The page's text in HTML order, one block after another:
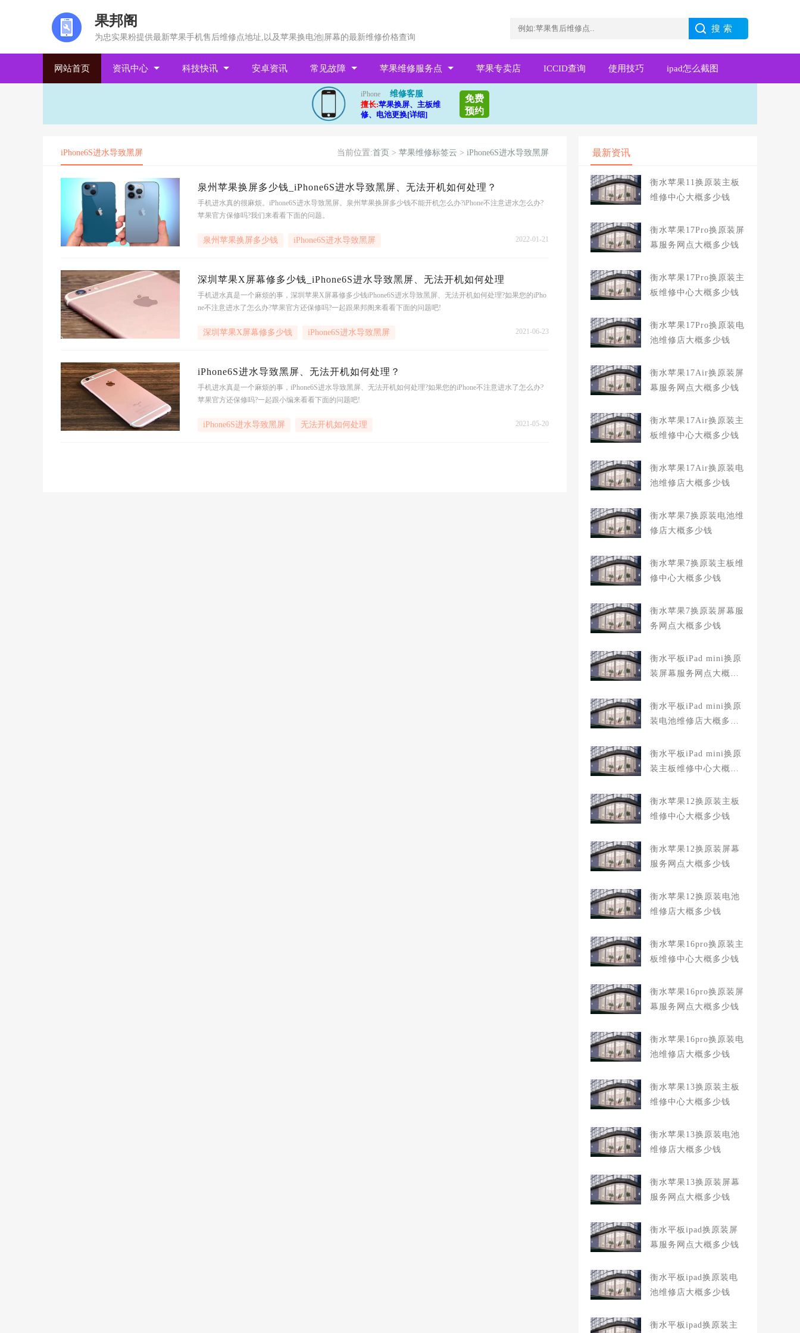
果邦阁
为忠实果粉提供最新苹果手机售后维修点地址,以及苹果换电池|屏幕的最新维修价格查询
网站首页 资讯中心 科技快讯 安卓资讯 常见故障 苹果维修服务点 苹果专卖店 ICCID查询 使用技巧 ipad怎么截图
iPhone
维修客服
擅长:苹果换屏、主板维
修、电池更换[详细]
免费
预约
iPhone6S进水导致黑屏 当前位置:首页 > 苹果维修标签云 > iPhone6S进水导致黑屏
泉州苹果换屏多少钱_iPhone6S进水导致黑屏、无法开机如何处理？
手机进水真的很麻烦。iPhone6S进水导致黑屏。泉州苹果换屏多少钱不能开机怎么办?iPhone不注意进水怎么办?
苹果官方保修吗?我们来看看下面的问题。
泉州苹果换屏多少钱 iPhone6S进水导致黑屏 2022-01-21
深圳苹果X屏幕修多少钱_iPhone6S进水导致黑屏、无法开机如何处理
手机进水真是一个麻烦的事，深圳苹果X屏幕修多少钱iPhone6S进水导致黑屏、无法开机如何处理?如果您的iPho
ne不注意进水了怎么办?苹果官方还保修吗?一起跟果邦阁来看看下面的问题吧!
深圳苹果X屏幕修多少钱 iPhone6S进水导致黑屏 2021-06-23
iPhone6S进水导致黑屏、无法开机如何处理？
手机进水真是一个麻烦的事，iPhone6S进水导致黑屏、无法开机如何处理?如果您的iPhone不注意进水了怎么办?
苹果官方还保修吗?一起跟小编来看看下面的问题吧!
iPhone6S进水导致黑屏 无法开机如何处理 2021-05-20
最新资讯
衡水苹果11换原装主板
维修中心大概多少钱
衡水苹果17Pro换原装屏
幕服务网点大概多少钱
衡水苹果17Pro换原装主
板维修中心大概多少钱
衡水苹果17Pro换原装电
池维修店大概多少钱
衡水苹果17Air换原装屏
幕服务网点大概多少钱
衡水苹果17Air换原装主
板维修中心大概多少钱
衡水苹果17Air换原装电
池维修店大概多少钱
衡水苹果7换原装电池维
修店大概多少钱
衡水苹果7换原装主板维
修中心大概多少钱
衡水苹果7换原装屏幕服
务网点大概多少钱
衡水平板iPad mini换原
装屏幕服务网点大概多
衡水平板iPad mini换原
装电池维修店大概多少
衡水平板iPad mini换原
装主板维修中心大概多
衡水苹果12换原装主板
维修中心大概多少钱
衡水苹果12换原装屏幕
服务网点大概多少钱
衡水苹果12换原装电池
维修店大概多少钱
衡水苹果16pro换原装主
板维修中心大概多少钱
衡水苹果16pro换原装屏
幕服务网点大概多少钱
衡水苹果16pro换原装电
池维修店大概多少钱
衡水苹果13换原装主板
维修中心大概多少钱
衡水苹果13换原装电池
维修店大概多少钱
衡水苹果13换原装屏幕
服务网点大概多少钱
衡水平板ipad换原装屏
幕服务网点大概多少钱
衡水平板ipad换原装电
池维修店大概多少钱
衡水平板ipad换原装主